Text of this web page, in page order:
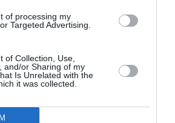
of processing my
Targeted Advertising.
of Collection, Use,
and/or Sharing of my
Is Unrelated with the
it was collected.
FAIT ENCORE